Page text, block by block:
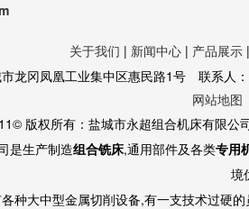
关于我们 | 新闻中心 | 产品展示
市龙冈凤凰工业集中区惠民路1号 联系
网站地图
版权所有：盐城市永超组合机床有限
是生产制造组合铣床,通用部件及各类专用
境
种大中型金属切削设备,有一支技术过硬